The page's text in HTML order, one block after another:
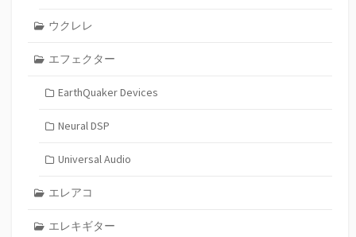
ウクレレ
エフェクター
EarthQuaker Devices
Neural DSP
Universal Audio
エレアコ
エレキギター